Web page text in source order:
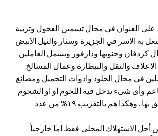
العنوان في مجال تسمين العجول وتربية
به الاسر في الجزيرة وسنار والنيل الابيض
وجنوبها ودارفور ويشمل العاملين
والنقل والبيطارة وعمال المسالخ
في مجال الجلود وادوات التجميل ومصانع
وأى شىء تدخل فيه اللحوم او او الشحوم
او الجلود وما يتعلق بها . وهكذا هم بالتقريب ١٩% من عدد
أجل الاستهلاك المحلى فقط اما خارجياً